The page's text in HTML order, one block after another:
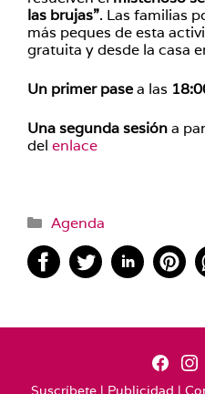
las brujas”. Las familias
más peques de esta
gratuita y desde la casa
Un primer pasea las
Una segunda sesióna
del enlace
Categorías
Agenda
Suscríbete | Publicidad |